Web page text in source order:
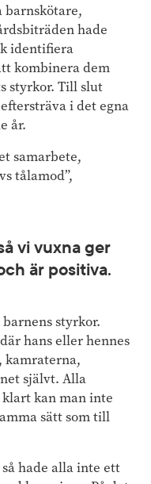
barnskötare,
hade
identifiera
kombinera dem
styrkor. Till slut
i det egna
år.
samarbete,
tålamod”,
vi vuxna ger
är positiva.
styrkor.
hans eller hennes
kamraterna,
självt. Alla
kan man inte
sätt som till
hade alla inte ett